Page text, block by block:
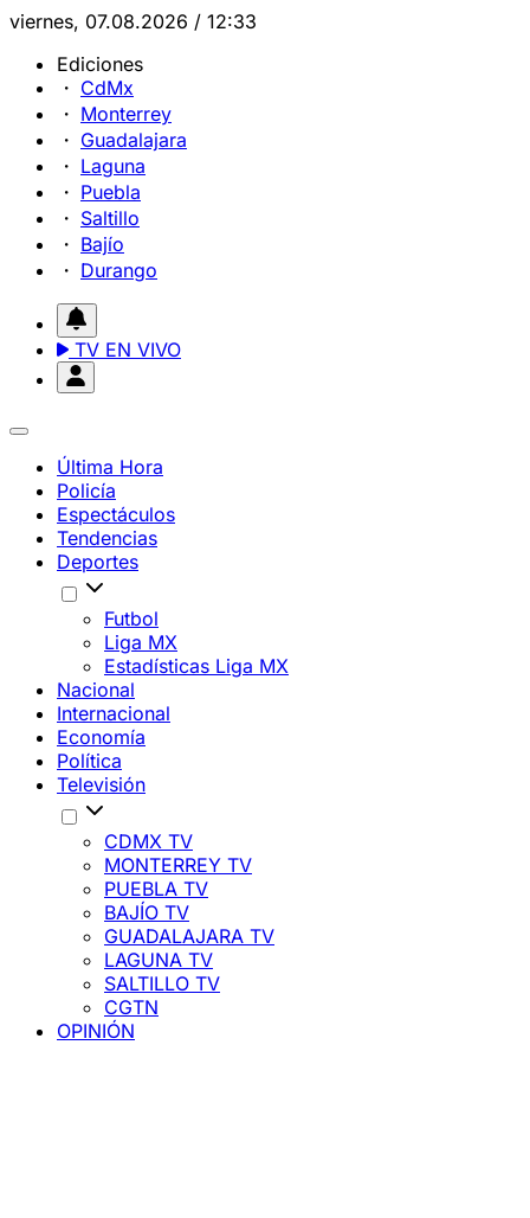
viernes, 07.08.2026 / 12:33
Ediciones
CdMx
Monterrey
Guadalajara
Laguna
Puebla
Saltillo
Bajío
Durango
TV EN VIVO
Última Hora
Policía
Espectáculos
Tendencias
Deportes
Futbol
Liga MX
Estadísticas Liga MX
Nacional
Internacional
Economía
Política
Televisión
CDMX TV
MONTERREY TV
PUEBLA TV
BAJÍO TV
GUADALAJARA TV
LAGUNA TV
SALTILLO TV
CGTN
OPINIÓN